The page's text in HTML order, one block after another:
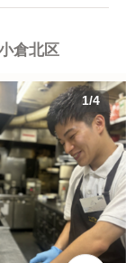
倉北区
1/4